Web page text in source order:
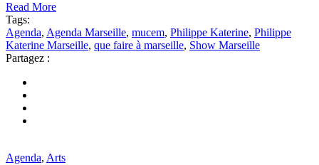
Read More
Tags:
Agenda, Agenda Marseille, mucem, Philippe Katerine, Philippe
Katerine Marseille, que faire à marseille, Show Marseille
Partagez :
Agenda, Arts